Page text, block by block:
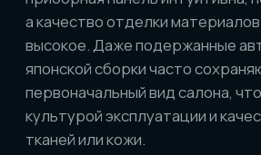
Технические характеристики и
надёжность
Honda CR-V традиционно комплектуется
атмосферными и турбированными бензиновыми
двигателями, реже — дизелями и гибридными